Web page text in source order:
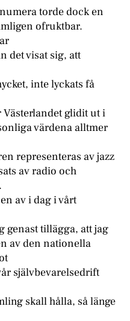
torde dock en
ofruktbar.
det visat sig, att
inte lyckats få
Västerlandet glidit ut i
värdena alltmer
representeras av jazz
av radio och
av i dag i vårt
genast tillägga, att jag
av den nationella
självbevarelsedrift
skall hålla, så länge